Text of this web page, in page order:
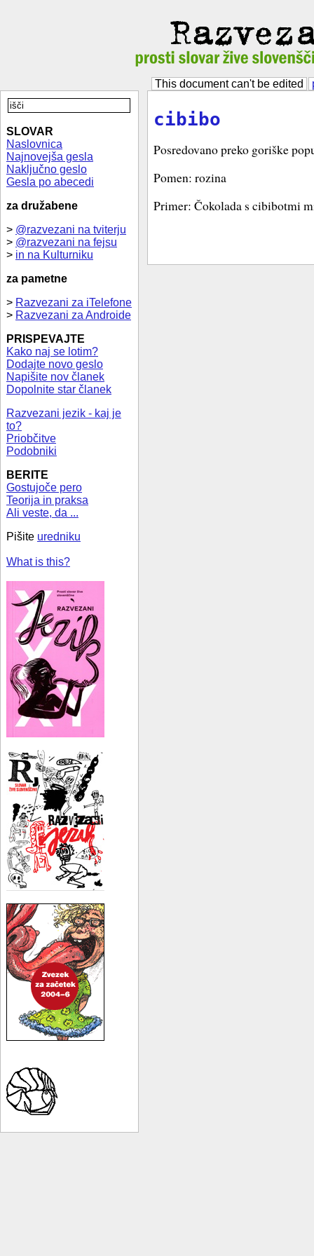
This document can't be edited
SLOVAR
Naslovnica
Najnovejša gesla
Naključno geslo
Gesla po abecedi
za družabene
> @razvezani na tviterju
> @razvezani na fejsu
> in na Kulturniku
za pametne
> Razvezani za iTelefone
> Razvezani za Androide
PRISPEVAJTE
Kako naj se lotim?
Dodajte novo geslo
Napišite nov članek
Dopolnite star članek
Razvezani jezik - kaj je
to?
Priobčitve
Podobniki
BERITE
Gostujoče pero
Teorija in praksa
Ali veste, da ...
Pišite uredniku
What is this?
cibibo
Posredovano preko goriške
Pomen: rozina
Primer: Čokolada s cibibotmi